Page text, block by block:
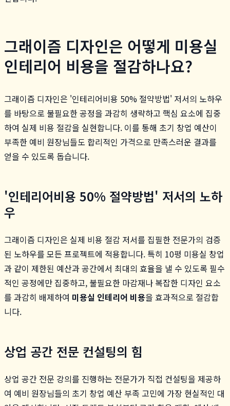
그래이즘 디자인은 어떻게 미용실
인테리어 비용을 절감하나요?
그래이즘 디자인은 '인테리어비용 50% 절약방법' 저서의 노하우
를 바탕으로 불필요한 공정을 과감히 생략하고 핵심 요소에 집중
하여 실제 비용 절감을 실현합니다. 이를 통해 초기 창업 예산이
부족한 예비 원장님들도 합리적인 가격으로 만족스러운 결과를
얻을 수 있도록 돕습니다.
'인테리어비용 50% 절약방법' 저서의 노하
우
그래이즘 디자인은 실제 비용 절감 저서를 집필한 전문가의 검증
된 노하우를 모든 프로젝트에 적용합니다. 특히 10평 미용실 창업
과 같이 제한된 예산과 공간에서 최대의 효율을 낼 수 있도록 필수
적인 공정에만 집중하고, 불필요한 마감재나 복잡한 디자인 요소
를 과감히 배제하여 미용실 인테리어 비용을 효과적으로 절감합
니다.
상업 공간 전문 컨설팅의 힘
상업 공간 전문 강의를 진행하는 전문가가 직접 컨설팅을 제공하
여 예비 원장님들의 초기 창업 예산 부족 고민에 가장 현실적인 대